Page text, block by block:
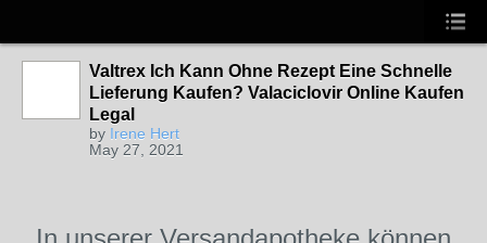
Valtrex Ich Kann Ohne Rezept Eine Schnelle
Lieferung Kaufen? Valaciclovir Online Kaufen
Legal
by Irene Hert
May 27, 2021